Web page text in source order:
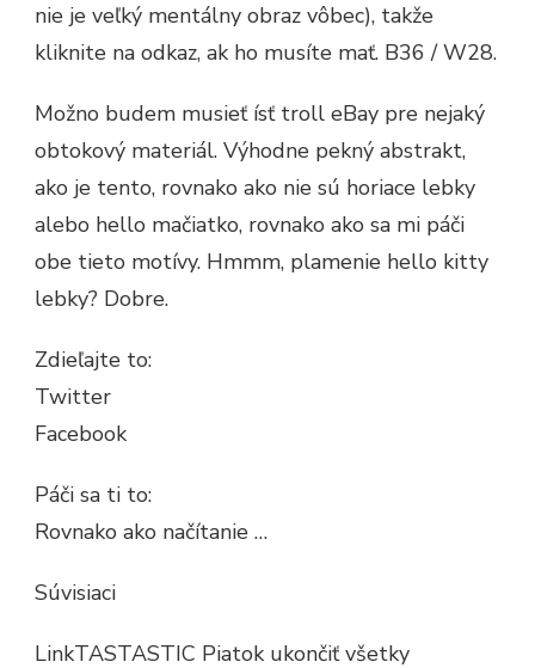
nie je veľký mentálny obraz vôbec), takže
kliknite na odkaz, ak ho musíte mať. B36 / W28.
Možno budem musieť ísť troll eBay pre nejaký
obtokový materiál. Výhodne pekný abstrakt,
ako je tento, rovnako ako nie sú horiace lebky
alebo hello mačiatko, rovnako ako sa mi páči
obe tieto motívy. Hmmm, plamenie hello kitty
lebky? Dobre.
Zdieľajte to:
Twitter
Facebook
Páči sa ti to:
Rovnako ako načítanie …
Súvisiaci
LinkTASTASTIC Piatok ukončiť všetky